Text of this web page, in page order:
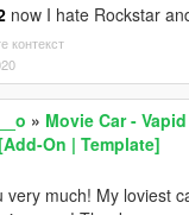
now I hate Rockstar
контекст
» Movie Car -
On | Template]
very much! My loviest